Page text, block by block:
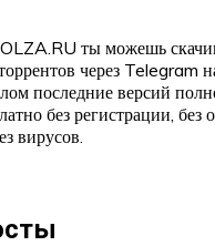
ты можешь
через Telegram
последние версий
без регистрации, без
вирусов.